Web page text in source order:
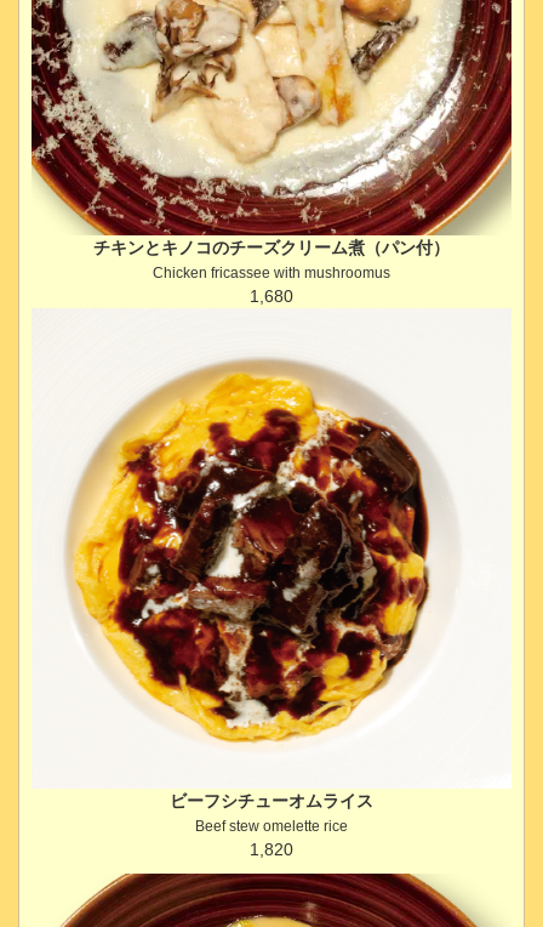
チキンとキノコのチーズクリーム煮（パン付）
Chicken fricassee with mushroomus
1,680
ビーフシチューオムライス
Beef stew omelette rice
1,820